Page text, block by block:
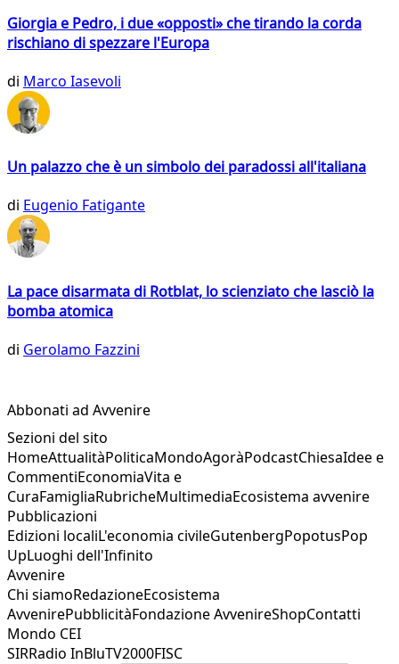
Giorgia e Pedro, i due «opposti» che tirando la corda
rischiano di spezzare l'Europa
di Marco Iasevoli
Un palazzo che è un simbolo dei paradossi all'italiana
di Eugenio Fatigante
La pace disarmata di Rotblat, lo scienziato che lasciò la
bomba atomica
di Gerolamo Fazzini
Abbonati ad Avvenire
Sezioni del sito
HomeAttualitàPoliticaMondoAgoràPodcastChiesaIdee e
CommentiEconomiaVita e
CuraFamigliaRubricheMultimediaEcosistema avvenire
Pubblicazioni
Edizioni localiL'economia civileGutenbergPopotusPop
UpLuoghi dell'Infinito
Avvenire
Chi siamoRedazioneEcosistema
AvvenirePubblicitàFondazione AvvenireShopContatti
Mondo CEI
SIRRadio InBluTV2000FISC